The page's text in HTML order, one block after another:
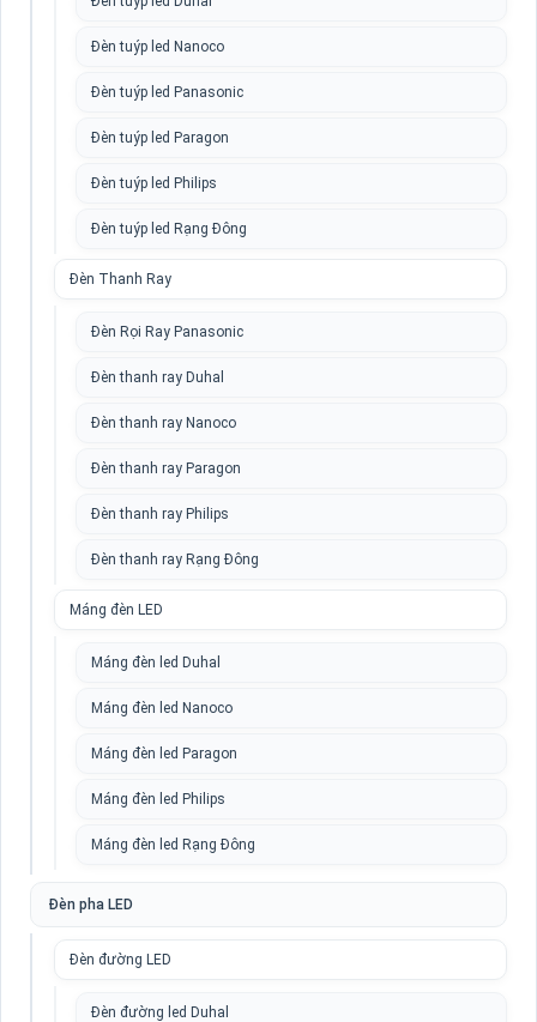
Đèn tuýp led Nanoco
Đèn tuýp led Panasonic
Đèn tuýp led Paragon
Đèn tuýp led Philips
Đèn tuýp led Rạng Đông
Đèn Thanh Ray
Đèn Rọi Ray Panasonic
Đèn thanh ray Duhal
Đèn thanh ray Nanoco
Đèn thanh ray Paragon
Đèn thanh ray Philips
Đèn thanh ray Rạng Đông
Máng đèn LED
Máng đèn led Duhal
Máng đèn led Nanoco
Máng đèn led Paragon
Máng đèn led Philips
Máng đèn led Rạng Đông
Đèn pha LED
Đèn đường LED
Đèn đường led Duhal